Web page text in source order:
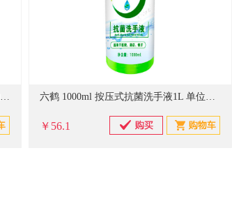
六鹤 500ml/瓶 （3瓶装 ） 含芦荟提取物洗手消毒液 单位：套 六鹤 1000ml 按压式抗菌洗手液1L 单位：瓶
￥56.1